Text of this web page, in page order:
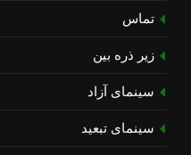
تماس
زیر ذره بین
سینمای آزاد
سینمای تبعید